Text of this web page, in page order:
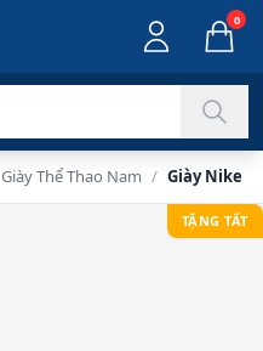
0
Giày Thể Thao Nam / Giày Nike
TẶNG TẤT